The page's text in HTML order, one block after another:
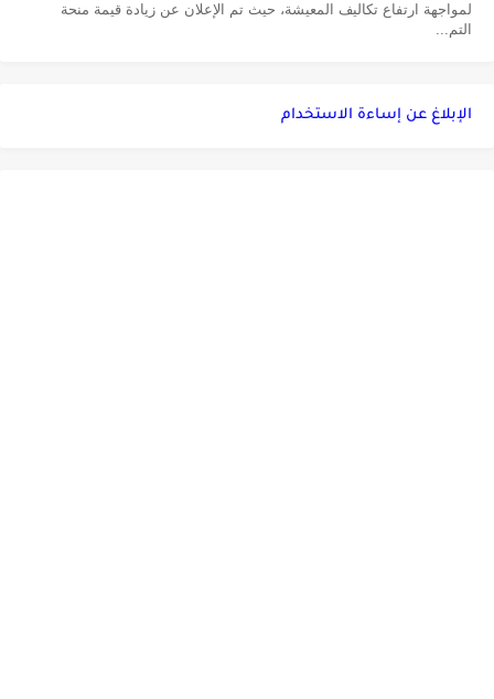
لمواجهة ارتفاع تكاليف المعيشة، حيث تم الإعلان عن زيادة قيمة منحة
التم...
الإبلاغ عن إساءة الاستخدام